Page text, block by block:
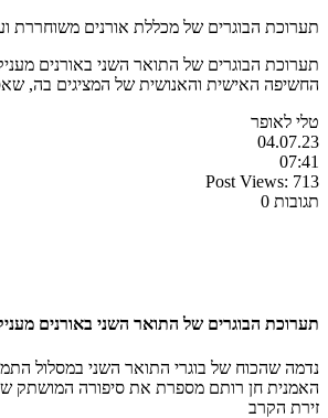
תערוכת הבוגרים של מכללת אורנים משוחררת
תערוכת הבוגרים של התואר השני באורנים
החשיפה האישית והאנושית של המציגים בה,
טלי לאופר
04.07.23
07:41
Post Views: 713
תגובות 0
תערוכת הבוגרים של התואר השני באורנים
נדמה שהכוח של בוגרי התואר השני במסלול
האמנית חן רותם מספרת את סיפורה המושתק
זירת הקרב